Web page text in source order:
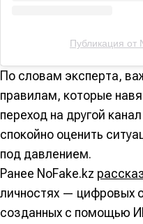
Публикация от
По словам эксперта,
правилам, которые
переход на другой
спокойно оценить
под давлением.
Ранее NoFake.kz
личностях — цифровых
созданных с помощью